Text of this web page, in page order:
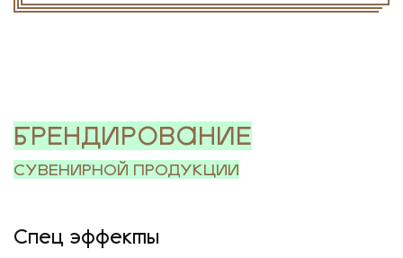
БРЕНДИРОВАНИЕ
СУВЕНИРНОЙ ПРОДУКЦИИ
Спец эффекты